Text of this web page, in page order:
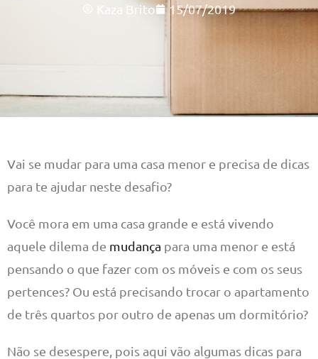
Kaza Brito 15/07/2019
Vai se mudar para uma casa menor e precisa de dicas
para te ajudar neste desafio?
Você mora em uma casa grande e está vivendo
aquele dilema de mudança para uma menor e está
pensando o que fazer com os móveis e com os seus
pertences? Ou está precisando trocar o apartamento
de três quartos por outro de apenas um dormitório?
Não se desespere, pois aqui vão algumas dicas para